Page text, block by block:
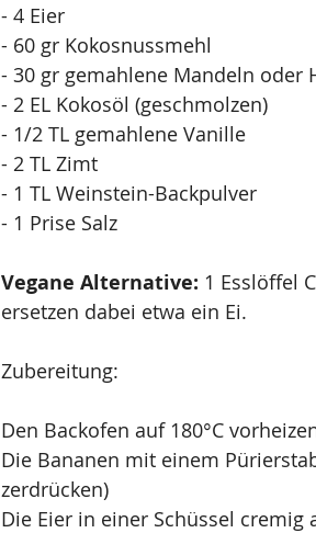
- 4 Eier
- 60 gr Kokosnussmehl
- 30 gr gemahlene Mandeln oder
- 2 EL Kokosöl (geschmolzen)
- 1/2 TL gemahlene Vanille
- 2 TL Zimt
- 1 TL Weinstein-Backpulver
- 1 Prise Salz
Vegane Alternative: 1 Esslöffel
ersetzen dabei etwa ein Ei.
Zubereitung:
Den Backofen auf 180°C
Die Bananen mit einem
zerdrücken)
Die Eier in einer Schüssel cremig